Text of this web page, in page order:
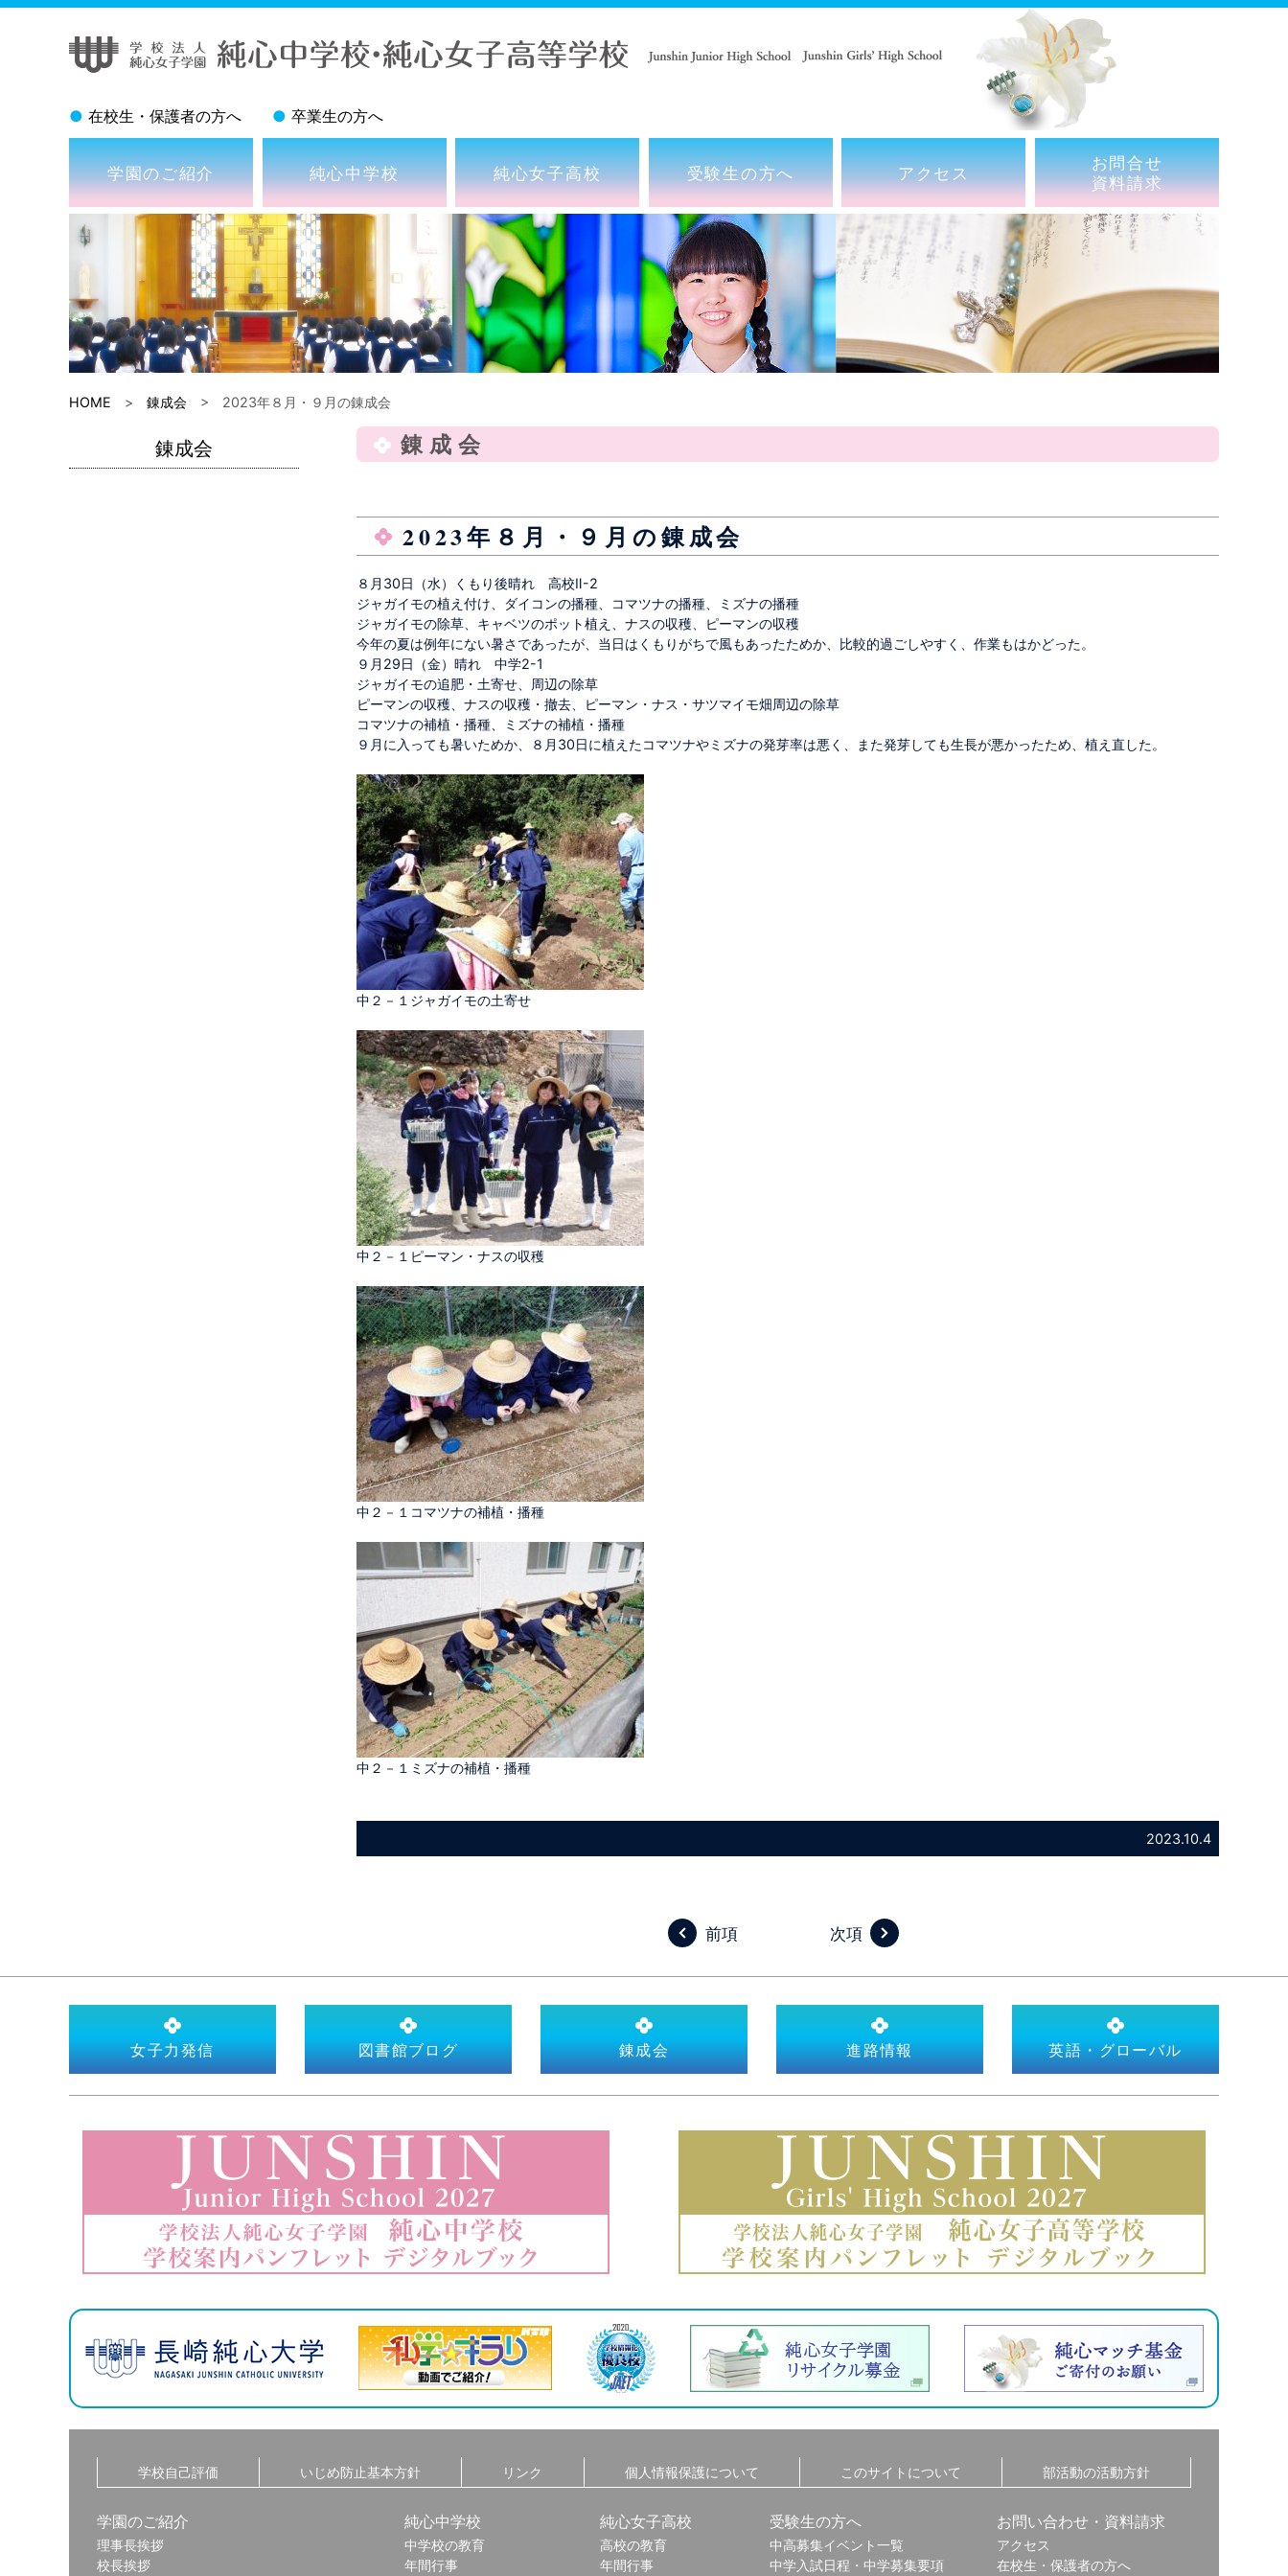
● 在校生・保護者の方へ ● 卒業生の方へ
学園のご紹介 純心中学校 純心女子高校 受験生の方へ アクセス
お問合せ
資料請求
HOME > 錬成会 > 2023年８月・９月の錬成会
錬成会
2023年８月・９月の錬成会
８月30日（水）くもり後晴れ 高校Ⅱ-2
ジャガイモの植え付け、ダイコンの播種、コマツナの播種、ミズナの播種
ジャガイモの除草、キャベツのポット植え、ナスの収穫、ピーマンの収穫
今年の夏は例年にない暑さであったが、当日はくもりがちで風もあったためか、比較的過ごしやすく、作業もはかどった。
９月29日（金）晴れ 中学2-1
ジャガイモの追肥・土寄せ、周辺の除草
ピーマンの収穫、ナスの収穫・撤去、ピーマン・ナス・サツマイモ畑周辺の除草
コマツナの補植・播種、ミズナの補植・播種
９月に入っても暑いためか、８月30日に植えたコマツナやミズナの発芽率は悪く、また発芽しても生長が悪かったため、植え直した。
中２－１ジャガイモの土寄せ
中２－１ピーマン・ナスの収穫
中２－１コマツナの補植・播種
中２－１ミズナの補植・播種
2023.10.4
前項 次項
錬成会
女子力発信 図書館ブログ 錬成会 進路情報 英語・グローバル
学校自己評価 いじめ防止基本方針 リンク 個人情報保護について このサイトについて 部活動の活動方針
学園のご紹介
理事長挨拶
校長挨拶
純心中学校
中学校の教育
年間行事
純心女子高校
高校の教育
年間行事
受験生の方へ
中高募集イベント一覧
中学入試日程・中学募集要項
お問い合わせ・資料請求
アクセス
在校生・保護者の方へ